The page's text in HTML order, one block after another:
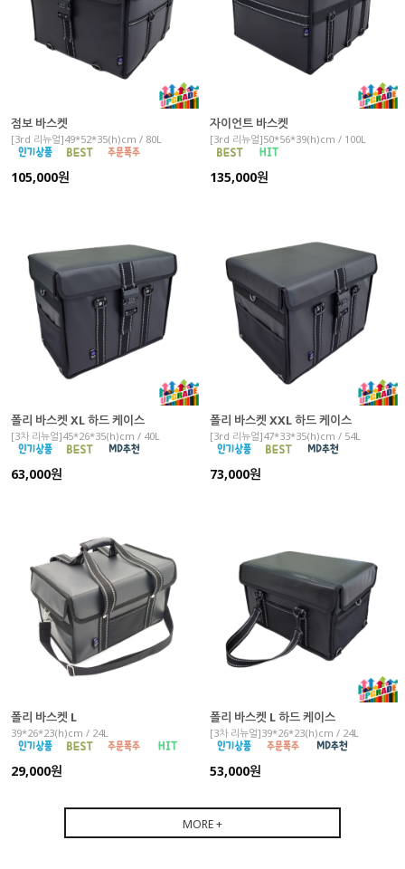
점보 바스켓
[3rd 리뉴얼]49*52*35(h)cm / 80L
105,000원
자이언트 바스켓
[3rd 리뉴얼]50*56*39(h)cm / 100L
135,000원
폴리 바스켓 XL 하드 케이스
[3차 리뉴얼]45*26*35(h)cm / 40L
63,000원
폴리 바스켓 XXL 하드 케이스
[3rd 리뉴얼]47*33*35(h)cm / 54L
73,000원
폴리 바스켓 L
39*26*23(h)cm / 24L
29,000원
폴리 바스켓 L 하드 케이스
[3차 리뉴얼]39*26*23(h)cm / 24L
53,000원
MORE +